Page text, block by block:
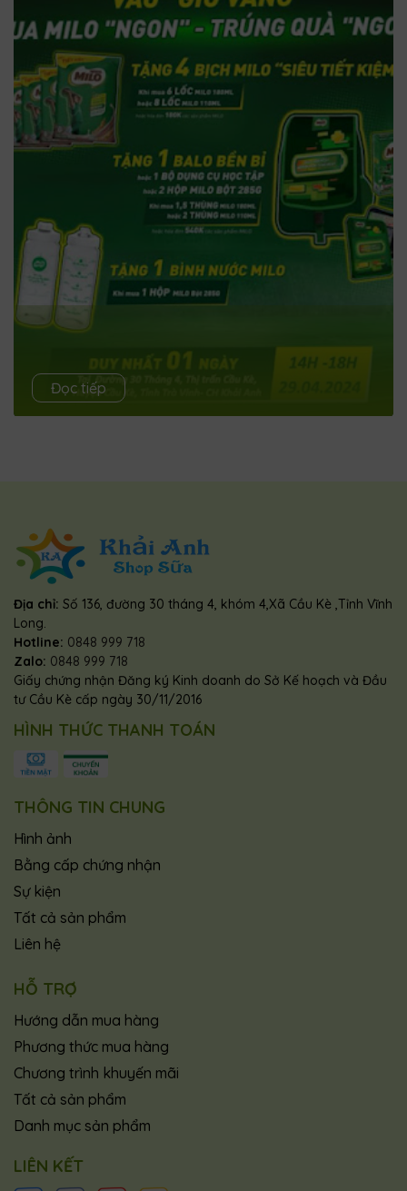
ƯU ĐÃI DUY NHẤT 01 NGÀY (áp dụng mua tại Cửa
hàng)MUA MILO “NGON” – TRÚNG QUÀ “NGON”- Mua
MILO từ 180.000vnd hoặc 6 Lốc MILO 180ml hoặc 8 Lốc
Đọc tiếp
Địa chỉ: Số 136, đường 30 tháng 4, khóm 4,Xã Cầu Kè ,Tỉnh Vĩnh
Long.
Hotline: 0848 999 718
Zalo: 0848 999 718
Giấy chứng nhận Đăng ký Kinh doanh do Sở Kế hoạch và Đầu
tư Cầu Kè cấp ngày 30/11/2016
HÌNH THỨC THANH TOÁN
THÔNG TIN CHUNG
Hình ảnh
Bằng cấp chứng nhận
Sự kiện
Tất cả sản phẩm
Liên hệ
HỖ TRỢ
Hướng dẫn mua hàng
Phương thức mua hàng
Chương trình khuyến mãi
Tất cả sản phẩm
Danh mục sản phẩm
LIÊN KẾT